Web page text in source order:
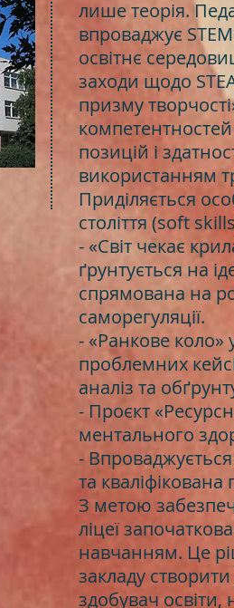
лише теорія.
впроваджує
освітнє
заходи щодо
призму
компетентностей
позицій і
використанням
Приділяється
століття (soft
- «Світ чекає
ґрунтується на
спрямована на
саморегуляції.
- «Ранкове коло»
проблемних
аналіз та
- Проєкт
ментального
-
та
З метою
ліцеї
навчанням. Це
закладу
здобувач освіти,